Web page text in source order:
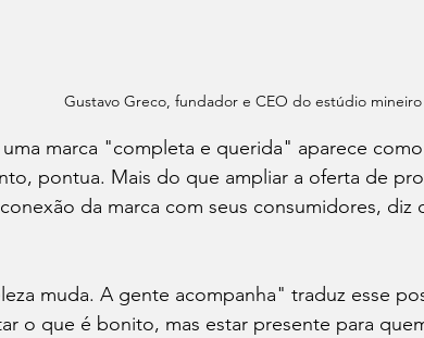
Gustavo Greco, fundador e CEO do estúdio mineiro
marca "completa e querida" aparece
pontua. Mais do que ampliar a oferta de
da marca com seus consumidores, diz
muda. A gente acompanha" traduz esse
o que é bonito, mas estar presente para